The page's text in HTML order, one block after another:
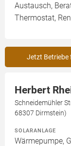
Austausch,
Thermostat,
Jetzt Betriebe
Herbert
Schneidemühler
68307 Dirmstein)
SOLARANLAGE
Wärmepumpe,